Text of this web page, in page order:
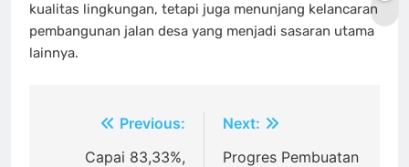
kualitas lingkungan, tetapi juga menunjang kelancaran
pembangunan jalan desa yang menjadi sasaran utama
lainnya.
NavigasiPrevious:
Capai 83,33%,
Next:
Progres Pembuatan